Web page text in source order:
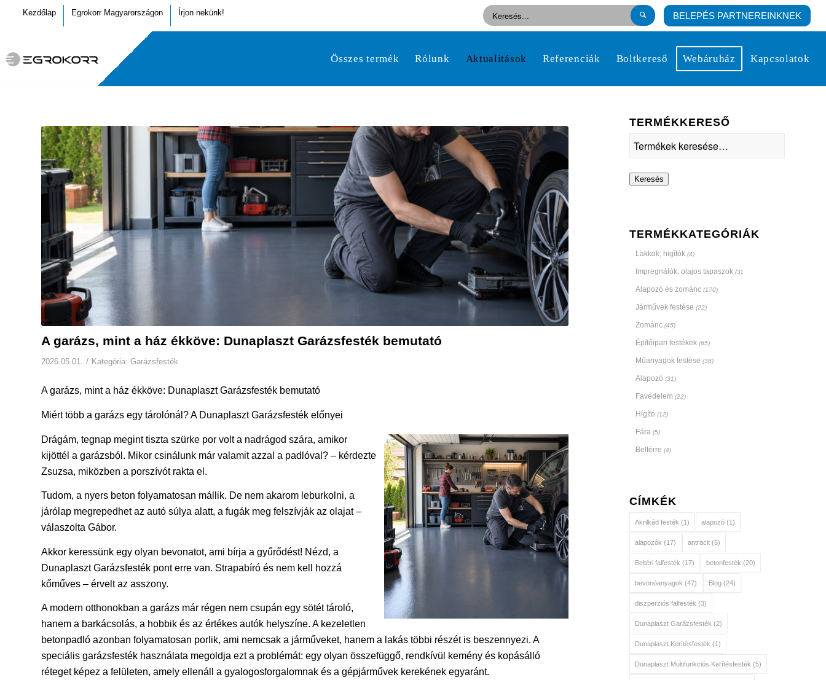
Kezdőlap Egrokorr Magyarországon Írjon nekünk! BELEPÉS PARTNEREINKNEK
Összes termék Rólunk Aktualitások Referenciák Boltkereső Webáruház Kapcsolatok
A garázs, mint a ház ékköve: Dunaplaszt Garázsfesték bemutató
2026.05.01. / Kategória: Garázsfesték
A garázs, mint a ház ékköve: Dunaplaszt Garázsfesték bemutató
Miért több a garázs egy tárolónál? A Dunaplaszt Garázsfesték előnyei
Drágám, tegnap megint tiszta szürke por volt a nadrágod szára, amikor
kijöttél a garázsból. Mikor csinálunk már valamit azzal a padlóval? – kérdezte
Zsuzsa, miközben a porszívót rakta el.
Tudom, a nyers beton folyamatosan mállik. De nem akarom leburkolni, a
járólap megrepedhet az autó súlya alatt, a fugák meg felszívják az olajat –
válaszolta Gábor.
Akkor keressünk egy olyan bevonatot, ami bírja a gyűrődést! Nézd, a
Dunaplaszt Garázsfesték pont erre van. Strapabíró és nem kell hozzá
kőműves – érvelt az asszony.
A modern otthonokban a garázs már régen nem csupán egy sötét tároló,
hanem a barkácsolás, a hobbik és az értékes autók helyszíne. A kezeletlen
betonpadló azonban folyamatosan porlik, ami nemcsak a járműveket, hanem a lakás többi részét is beszennyezi. A
speciális garázsfesték használata megoldja ezt a problémát: egy olyan összefüggő, rendkívül kemény és kopásálló
réteget képez a felületen, amely ellenáll a gyalogosforgalomnak és a gépjárművek kerekének egyaránt.
TERMÉKKERESŐ
Keresés
TERMÉKKATEGÓRIÁK
Lakkok, higítók (4)
Impregnálók, olajos tapaszok (3)
Alapozó és zománc (170)
Járművek festése (22)
Zománc (45)
Építőipari festékek (65)
Műanyagok festése (38)
Alapozó (31)
Favédelem (22)
Hígító (12)
Fára (5)
Beltérre (4)
CÍMKÉK
Akrilkád festék (1) alapozó(1)
alapozók (17) antracit(5)
Beltéri falfesték (17) betonfesték (20)
bevonóanyagok (47) Blog(24)
diszperziós falfesték (3)
Dunaplaszt Garázsfesték (2)
Dunaplaszt Kerítésfesték (1)
Dunaplaszt Multifunkciós Kerítésfesték (5)